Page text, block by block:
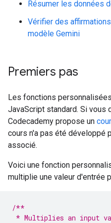
Résumer les données
Vérifier des
modèle Gemini
Premiers pas
Les fonctions
JavaScript standard. Si vous
Codecademy propose un
cours n'a pas été développé
associé.
Voici une fonction
multiplie une valeur d'entrée
/**
* Multiplies an input